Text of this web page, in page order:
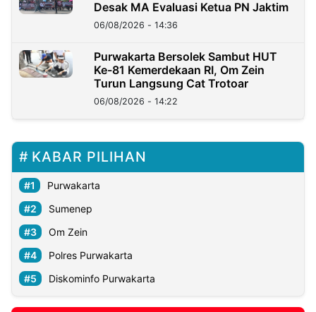
Desak MA Evaluasi Ketua PN Jaktim
06/08/2026 - 14:36
Purwakarta Bersolek Sambut HUT
Ke-81 Kemerdekaan RI, Om Zein
Turun Langsung Cat Trotoar
06/08/2026 - 14:22
KABAR PILIHAN
Purwakarta
Sumenep
Om Zein
Polres Purwakarta
Diskominfo Purwakarta